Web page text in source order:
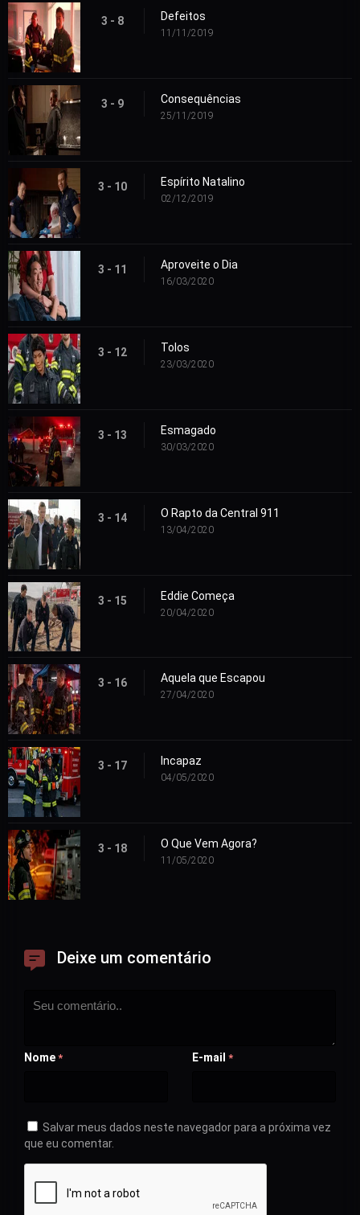
3 - 8 Defeitos
11/11/2019
3 - 9 Consequências
25/11/2019
3 - 10 Espírito Natalino
02/12/2019
3 - 11 Aproveite o Dia
16/03/2020
3 - 12 Tolos
23/03/2020
3 - 13 Esmagado
30/03/2020
3 - 14 O Rapto da Central 911
13/04/2020
3 - 15 Eddie Começa
20/04/2020
3 - 16 Aquela que Escapou
27/04/2020
3 - 17 Incapaz
04/05/2020
3 - 18 O Que Vem Agora?
11/05/2020
Deixe um comentário
Nome * E-mail *
Salvar meus dados neste navegador para a próxima vez
que eu comentar.